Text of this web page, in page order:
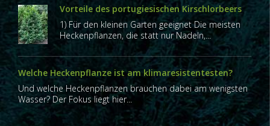
Vorteile des portugiesischen Kirschlorbeers
1) Für den kleinen Garten geeignet Die meisten
Heckenpflanzen, die statt nur Nadeln,...
Welche Heckenpflanze ist am klimaresistentesten?
Und welche Heckenpflanzen brauchen dabei am wenigsten
Wasser? Der Fokus liegt hier...